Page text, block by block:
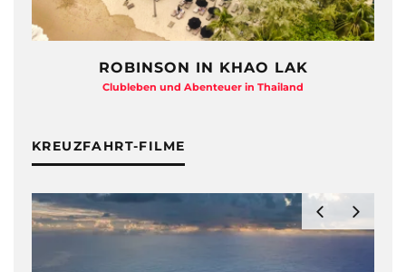
ROBINSON IN KHAO LAK
Clubleben und Abenteuer in Thailand
KREUZFAHRT-FILME